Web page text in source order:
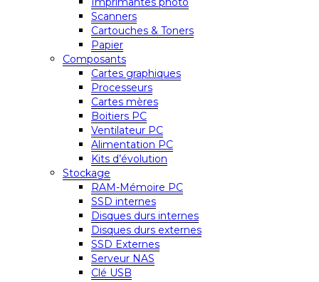
Scanners
Cartouches & Toners
Papier
Composants
Cartes graphiques
Processeurs
Cartes mères
Boitiers PC
Ventilateur PC
Alimentation PC
Kits d’évolution
Stockage
RAM-Mémoire PC
SSD internes
Disques durs internes
Disques durs externes
SSD Externes
Serveur NAS
Clé USB